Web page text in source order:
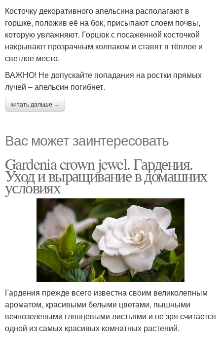
Косточку декоративного апельсина располагают в
горшке, положив её на бок, присыпают слоем почвы,
которую увлажняют. Горшок с посаженной косточкой
накрывают прозрачным колпаком и ставят в тёплое и
светлое место.
ВАЖНО! Не допускайте попадания на ростки прямых
лучей – апельсин погибнет.
читать дальше →
Вас может заинтересовать
Gardenia crown jewel. Гардения.
Уход и выращивание в домашних
условиях
Гардения прежде всего известна своим великолепным
ароматом, красивыми белыми цветами, пышными
вечнозелеными глянцевыми листьями и не зря считается
одной из самых красивых комнатных растений.